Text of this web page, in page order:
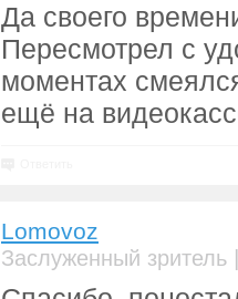
Да своего
Пересмотрел с
моментах
ещё на
Lomovoz
Заслуженный зритель |